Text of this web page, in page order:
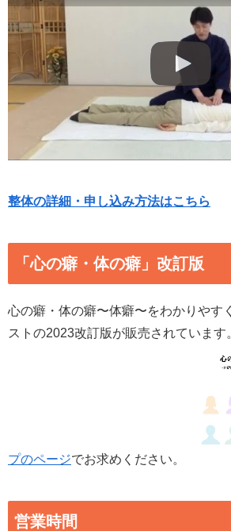
整体の詳細・申し込み方法はこちら
「心の癖・体の癖」改訂版
心の癖・体の癖〜体癖〜をわかりやす
ストの2023改訂版が販売されています
プのページでお求めください。
営業時間